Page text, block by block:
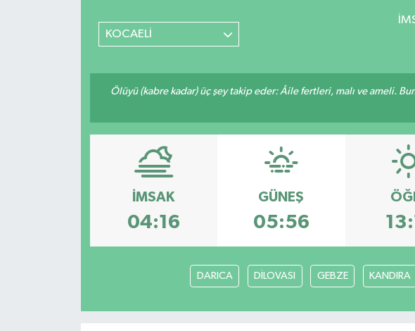
KOCAELİ
Ölüyü (kabre kadar) üç şey takip eder: Âile fertleri, malı ve ameli.
İMSAK
04:16
GÜNEŞ
05:56
DARICA DİLOVASI GEBZE KANDIRA
TRABZONSPOR